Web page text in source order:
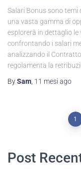
Salari Bonus sono temi
una vasta gamma di
esplorerà in dettaglio le
confrontando i salari
analizzando il
regolamenta la
BySam 11 mesi ago
articoli
1
Post